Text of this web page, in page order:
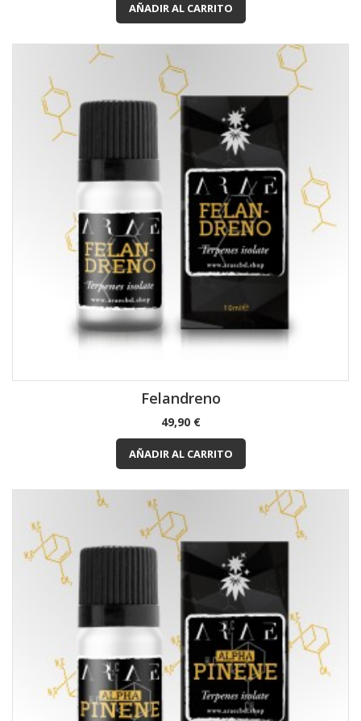
AÑADIR AL CARRITO
Felandreno
Precio
49,90 €
AÑADIR AL CARRITO